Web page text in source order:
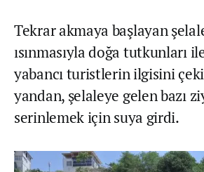
Tekrar akmaya başlayan
ısınmasıyla doğa tutkunları
yabancı turistlerin ilgisini
yandan, şelaleye gelen bazı
serinlemek için suya girdi.